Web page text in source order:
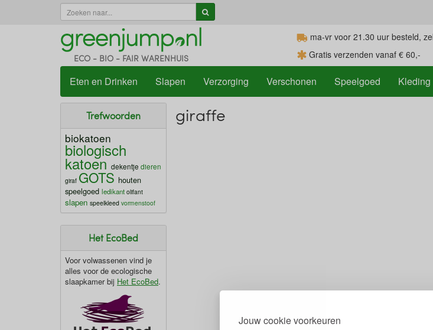
Jouw cookie voorkeuren
ECO - BIO - FAIR WARENHUIS
ma-vr voor 21.30 uur besteld,
Gratis verzenden vanaf € 60,-
Eten en Drinken Slapen Verzorging Verschonen Speelgoed Kleding
Trefwoorden
biokatoen
biologisch
katoen dekentje dieren
giraf GOTS houten
speelgoed ledikant olifant
slapen speelkleed vormenstoof
Het EcoBed
Voor volwassenen vind je
alles voor de ecologische
slaapkamer bij Het EcoBed.
giraffe